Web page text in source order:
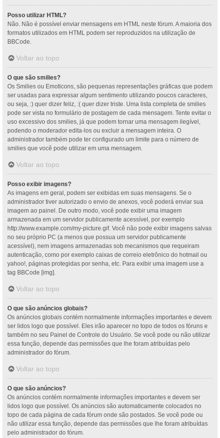
Posso utilizar HTML?
Não. Não é possível enviar mensagens em HTML neste fórum. A maioria dos
formatos utilizados em HTML podem ser reproduzidos na utilização de
BBCode.
Voltar ao topo
O que são smilies?
Os Smilies ou Emoticons, são pequenas representações gráficas que podem
ser usadas para expressar algum sentimento utilizando poucos caracteres,
ou seja, :) quer dizer feliz, :( quer dizer triste. Uma lista completa de smilies
pode ser vista no formulário de postagem de cada mensagem. Tente evitar o
uso excessivo dos smilies, já que podem tornar uma mensagem ilegível,
podendo o moderador edita-los ou excluir a mensagem inteira. O
administrador também pode ter configurado um limite para o número de
smilies que você pode utilizar em uma mensagem.
Voltar ao topo
Posso exibir imagens?
As imagens em geral, podem ser exibidas em suas mensagens. Se o
administrador tiver autorizado o envio de anexos, você poderá enviar sua
imagem ao painel. De outro modo, você pode exibir uma imagem
armazenada em um servidor publicamente acessível, por exemplo
http://www.example.com/my-picture.gif. Você não pode exibir imagens salvas
no seu próprio PC (a menos que possua um servidor publicamente
acessível), nem imagens armazenadas sob mecanismos que requeiram
autenticação, como por exemplo caixas de correio eletrônico do hotmail ou
yahoo!, páginas protegidas por senha, etc. Para exibir uma imagem use a
tag BBCode [img].
Voltar ao topo
O que são anúncios globais?
Os anúncios globais contém normalmente informações importantes e devem
ser lidos logo que possível. Eles irão aparecer no topo de todos os fóruns e
também no seu Painel de Controle do Usuário. Se você pode ou não utilizar
essa função, depende das permissões que lhe foram atribuídas pelo
administrador do fórum.
Voltar ao topo
O que são anúncios?
Os anúncios contém normalmente informações importantes e devem ser
lidos logo que possível. Os anúncios são automaticamente colocados no
topo de cada página de cada fórum onde são postados. Se você pode ou
não utilizar essa função, depende das permissões que lhe foram atribuídas
pelo administrador do fórum.